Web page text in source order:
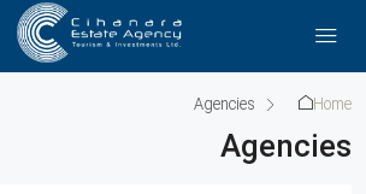
Home
Agencies
Agencies